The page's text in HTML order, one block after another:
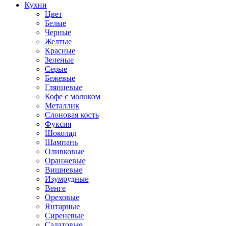
Кухни
Цвет
Белые
Черные
Желтые
Красные
Зеленые
Серые
Бежевые
Глянцевые
Кофе с молоком
Металлик
Слоновая кость
Фуксия
Шоколад
Шампань
Оливковые
Оранжевые
Вишневые
Изумрудные
Венге
Ореховые
Янтарные
Сиреневые